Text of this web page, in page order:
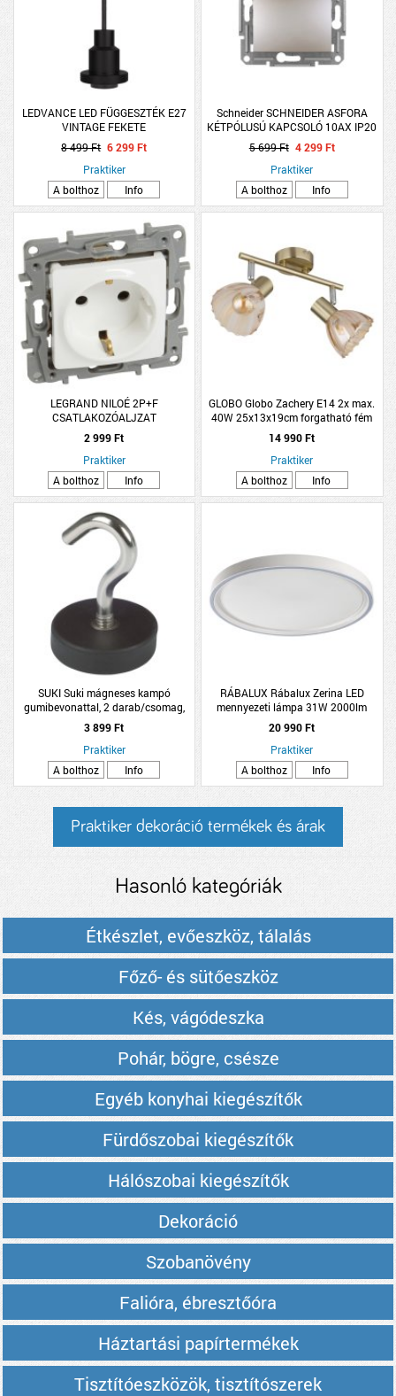
LEDVANCE LED FÜGGESZTÉK E27
VINTAGE FEKETE
8 499 Ft 6 299 Ft
Praktiker
A bolthoz
Info
Schneider SCHNEIDER ASFORA
KÉTPÓLUSÚ KAPCSOLÓ 10AX IP20
BRONZ
5 699 Ft 4 299 Ft
Praktiker
A bolthoz
Info
LEGRAND NILOÉ 2P+F
CSATLAKOZÓALJZAT
GYERMEKVÉDELEMMEL, CSAVAROS
FEHÉR *KAP*
2 999 Ft
Praktiker
A bolthoz
Info
GLOBO Globo Zachery E14 2x max.
40W 25x13x19cm forgatható fém
sárgaréz spotlámpa
14 990 Ft
Praktiker
A bolthoz
Info
SUKI Suki mágneses kampó
gumibevonattal, 2 darab/csomag,
22x33mm, neodímium
3 899 Ft
Praktiker
A bolthoz
Info
RÁBALUX Rábalux Zerina LED
mennyezeti lámpa 31W 2000lm
3000-6500K IP40 D41,5cm fehér
20 990 Ft
Praktiker
A bolthoz
Info
Praktiker dekoráció termékek és árak
Hasonló kategóriák
Étkészlet, evőeszköz, tálalás
Főző- és sütőeszköz
Kés, vágódeszka
Pohár, bögre, csésze
Egyéb konyhai kiegészítők
Fürdőszobai kiegészítők
Hálószobai kiegészítők
Dekoráció
Szobanövény
Falióra, ébresztőóra
Háztartási papírtermékek
Tisztítóeszközök, tisztítószerek